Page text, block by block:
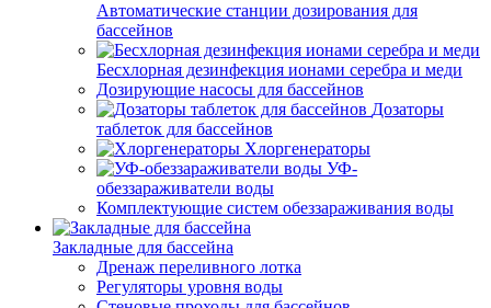
Автоматические станции дозирования для
бассейнов
Беcхлорная дезинфекция ионами серебра и меди
Дозирующие насосы для бассейнов
Дозаторы
таблеток для бассейнов
Хлоргенераторы
УФ-
обеззараживатели воды
Комплектующие систем обеззараживания воды
Закладные для бассейна
Дренаж переливного лотка
Регуляторы уровня воды